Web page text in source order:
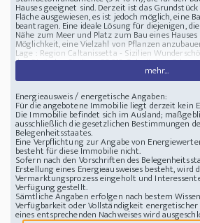
Hauses geeignet sind. Derzeit ist das
Fläche ausgewiesen, es ist jedoch möglich, eine
beantragen. Eine ideale Lösung für diejenigen,
Nähe zum Meer und Platz zum Bau eines
Möglichkeit, eine Vielzahl von Pflanzen
Lage : Region Caltanissetta - Sizilien
den Stränden Siziliens
mehr...
93012 Gela, Italien, 2 km
einer ruhigen Gegend, nur 5 Autominuten von
von Manfria (Gela) entfernt
Energieausweis / energetische Angaben:
Für die angebotene Immobilie liegt derzeit kein
Die Immobilie befindet sich im Ausland;
ausschließlich die gesetzlichen Bestimmungen
Belegenheitsstaates.
Eine Verpflichtung zur Angabe von
besteht für diese Immobilie nicht.
Sofern nach den Vorschriften des
Erstellung eines Energieausweises besteht, wird
Vermarktungsprozess eingeholt und
Verfügung gestellt.
Sämtliche Angaben erfolgen nach bestem
Verfügbarkeit oder Vollständigkeit
eines entsprechenden Nachweises wird